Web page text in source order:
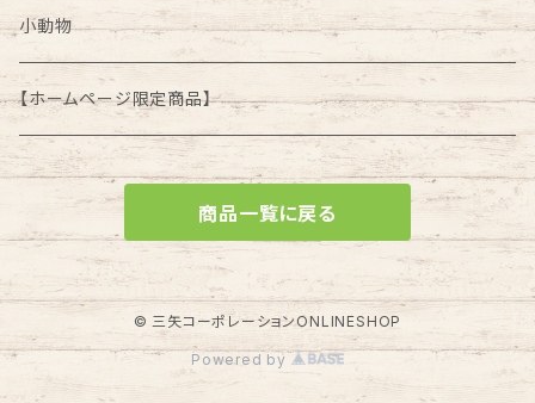
小動物
【ホームページ限定商品】
商品一覧に戻る
© 三矢コーポレーションONLINESHOP
Powered by